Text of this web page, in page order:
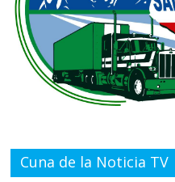
Cuna de la Noticia TV